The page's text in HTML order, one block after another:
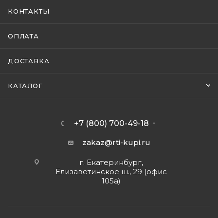
КОНТАКТЫ
ОПЛАТА
ДОСТАВКА
КАТАЛОГ
+7 (800) 700-49-18
zakaz@rti-kupi.ru
г. Екатеринбург,
Елизаветинское ш., 29 (офис
105а)